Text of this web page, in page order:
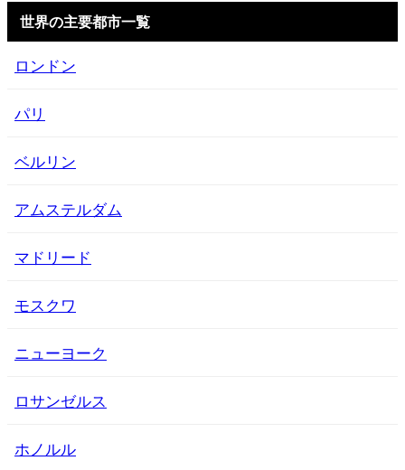
世界の主要都市一覧
ロンドン
パリ
ベルリン
アムステルダム
マドリード
モスクワ
ニューヨーク
ロサンゼルス
ホノルル